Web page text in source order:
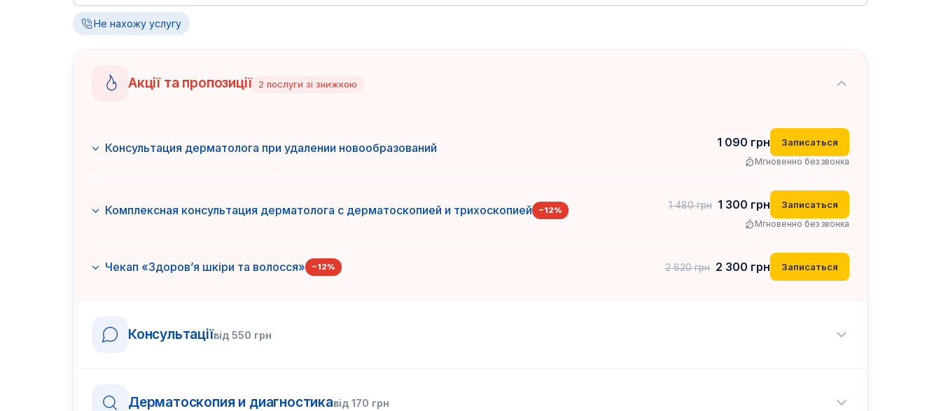
Не нахожу услугу
Акції та пропозиції 2 послуги зі знижкою
Консультация дерматолога при удалении новообразований 1 090 грн Записаться
Мгновенно без звонка
Комплексная консультация дерматолога с дерматоскопией и трихоскопией −12% 1 480грн 1 300 грн Записаться
Мгновенно без звонка
Чекап «Здоров’я шкіри та волосся» −12% 2 620грн 2 300 грн Записаться
Консультаціївід 550 грн
Дерматоскопия и диагностикавід 170 грн